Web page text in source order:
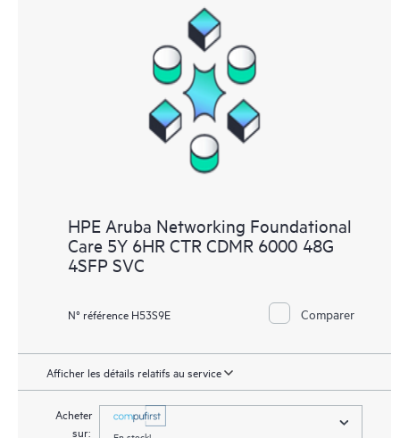
HPE Aruba Networking Foundational
Care 5Y 6HR CTR CDMR 6000 48G
4SFP SVC
N° référence H53S9E Comparer
Afficher les détails relatifs au service
Acheter
sur: